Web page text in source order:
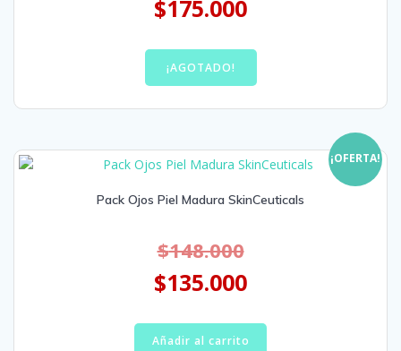
$175.000
¡AGOTADO!
¡OFERTA!
Pack Ojos Piel Madura SkinCeuticals
$148.000
$135.000
Añadir al carrito